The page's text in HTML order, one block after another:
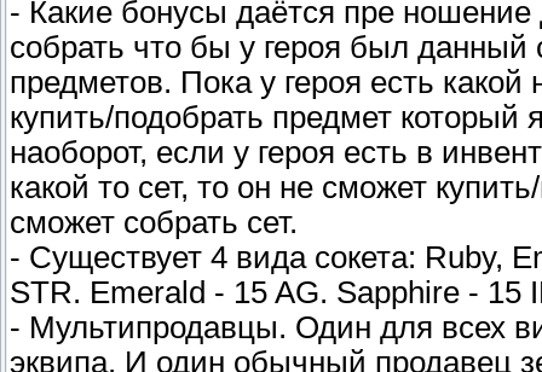
- Какие бонусы даётся пре ношение
собрать что бы у героя был данный
предметов. Пока у героя есть
купить/подобрать предмет который
наоборот, если у героя есть в
какой то сет, то он не сможет
сможет собрать сет.
- Существует 4 вида сокета: Ruby,
STR. Emerald - 15 AG. Sapphire - 15
- Мультипродавцы. Один для всех
эквипа. И один обычный продавец